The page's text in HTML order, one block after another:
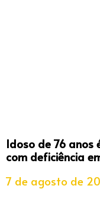
Idoso de 76 anos
com deficiência
7 de agosto de